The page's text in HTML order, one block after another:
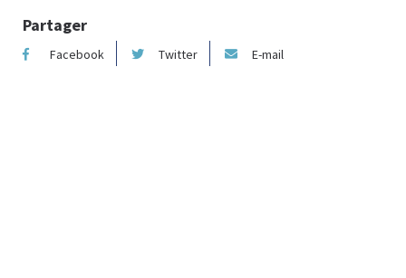
Partager
Facebook Twitter E-mail